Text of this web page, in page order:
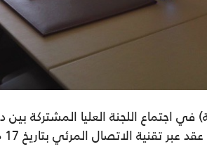
في اجتماع اللجنة العليا المشتركة
عبر تقنية الاتصال المرئي بتاريخ 17